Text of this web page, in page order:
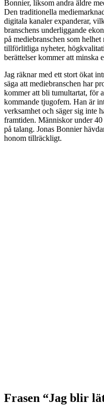
Bonnier, liksom andra äldre
Den traditionella
digitala kanaler expanderar,
branschens underliggande
på mediebranschen som
tillförlitliga nyheter,
berättelser kommer att minska
Jag räknar med ett stort ökat
säga att mediebranschen har
kommer att bli tumultartat, för
kommande tjugofem. Han är
verksamhet och säger sig inte
framtiden. Människor under
på talang. Jonas Bonnier
honom tillräckligt.
Frasen “Jag blir